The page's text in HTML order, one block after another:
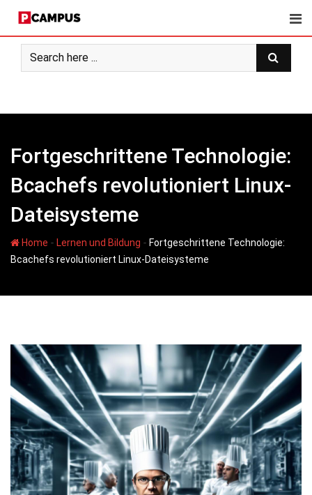
content
Fortgeschrittene Technologie:
Bcachefs revolutioniert Linux-
Dateisysteme
Home - Lernen und Bildung - Fortgeschrittene Technologie:
Bcachefs revolutioniert Linux-Dateisysteme